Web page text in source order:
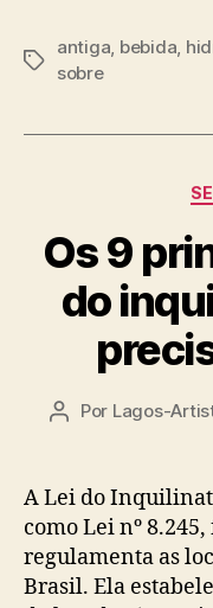
Tags
antiga, bebida,
sobre
Os 9
do
Autor
Por Lagos-
A Lei do
como Lei nº
regulamenta as
Brasil. Ela